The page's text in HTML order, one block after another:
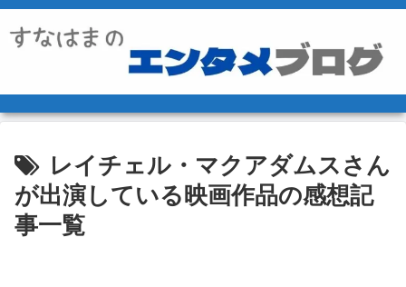
レイチェル・マクアダムスさん
が出演している映画作品の感想記
事一覧